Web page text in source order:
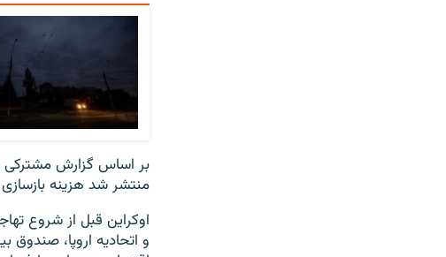
بر اساس گزارش مشترکی
منتشر شد هزینه بازسازی اوکراین حدود
اوکراین قبل از شروع
و اتحادیه اروپا،